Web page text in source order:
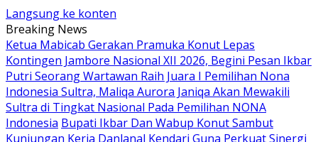
Langsung ke konten
Breaking News
Ketua Mabicab Gerakan Pramuka Konut Lepas
Kontingen Jambore Nasional XII 2026, Begini Pesan Ikbar
Putri Seorang Wartawan ‎Raih Juara I Pemilihan Nona
Indonesia Sultra, Maliqa Aurora Janiqa Akan Mewakili
Sultra di Tingkat Nasional Pada Pemilihan NONA
Indonesia Bupati Ikbar Dan Wabup Konut Sambut
Kunjungan Kerja Danlanal Kendari Guna Perkuat Sinergi